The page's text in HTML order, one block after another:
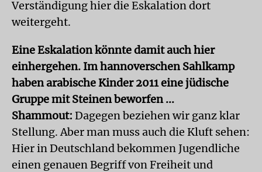
Verständigung hier die Eskalation dort
weitergeht.
Eine Eskalation könnte damit auch hier
einhergehen. Im hannoverschen Sahlkamp
haben arabische Kinder 2011 eine jüdische
Gruppe mit Steinen beworfen ...
Shammout: Dagegen beziehen wir ganz klar
Stellung. Aber man muss auch die Kluft sehen:
Hier in Deutschland bekommen Jugendliche
einen genauen Begriff von Freiheit und